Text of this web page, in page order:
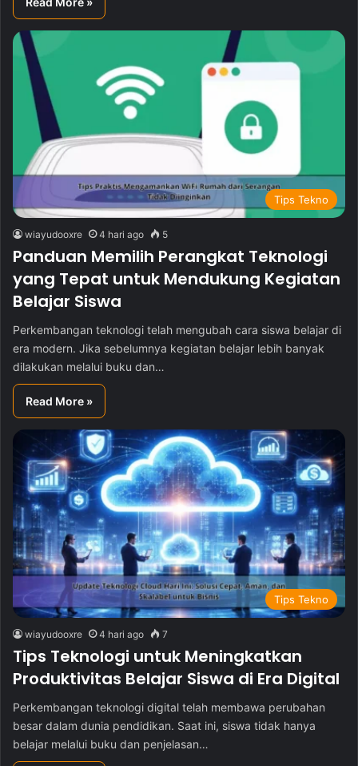
Tips Tekno
wiayudooxre 4 hari ago 5
Panduan Memilih Perangkat Teknologi
yang Tepat untuk Mendukung Kegiatan
Belajar Siswa
Perkembangan teknologi telah mengubah cara siswa belajar di
era modern. Jika sebelumnya kegiatan belajar lebih banyak
dilakukan melalui buku dan…
Read More »
Tips Tekno
wiayudooxre 4 hari ago 7
Tips Teknologi untuk Meningkatkan
Produktivitas Belajar Siswa di Era Digital
Perkembangan teknologi digital telah membawa perubahan
besar dalam dunia pendidikan. Saat ini, siswa tidak hanya
belajar melalui buku dan penjelasan…